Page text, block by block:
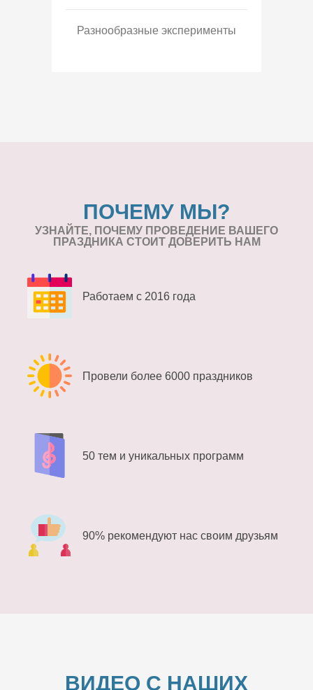
Разнообразные эксперименты
ПОЧЕМУ МЫ?
УЗНАЙТЕ, ПОЧЕМУ ПРОВЕДЕНИЕ ВАШЕГО
ПРАЗДНИКА СТОИТ ДОВЕРИТЬ НАМ
Работаем с 2016 года
Провели более 6000 праздников
50 тем и уникальных программ
90% рекомендуют нас своим друзьям
ВИДЕО С НАШИХ